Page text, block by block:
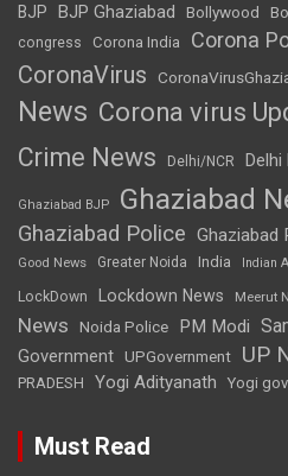
BJP BJP Ghaziabad Bollywood
congress Corona India Corona
CoronaVirus
News Corona virus
Crime News Delhi/NCR Delhi
Ghaziabad BJP Ghaziabad
Ghaziabad Police Ghaziabad
Good News Greater Noida India Indian
LockDown Lockdown News Meerut
News
Noida Police PM Modi
Government UPGovernment UP
PRADESH
Yogi Adityanath Yogi
Must Read